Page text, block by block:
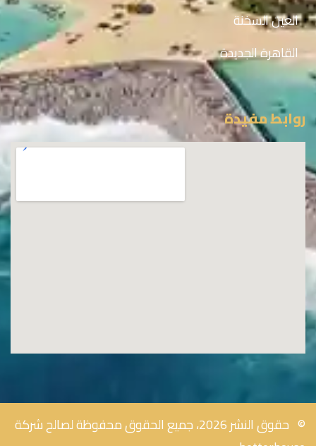
العين السخنة
القاهرة الجديدة
روابط مفيدة
© حقوق النشر 2026، جميع الحقوق محفوظة لصالح شركة